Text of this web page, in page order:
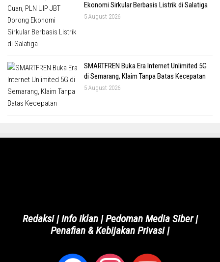
Ekonomi Sirkular Berbasis Listrik di Salatiga
5 August 2026
SMARTFREN Buka Era Internet Unlimited 5G
di Semarang, Klaim Tanpa Batas Kecepatan
5 August 2026
Redaksi|Info Iklan|Pedoman Media Siber|
Penafian & Kebijakan Privasi|